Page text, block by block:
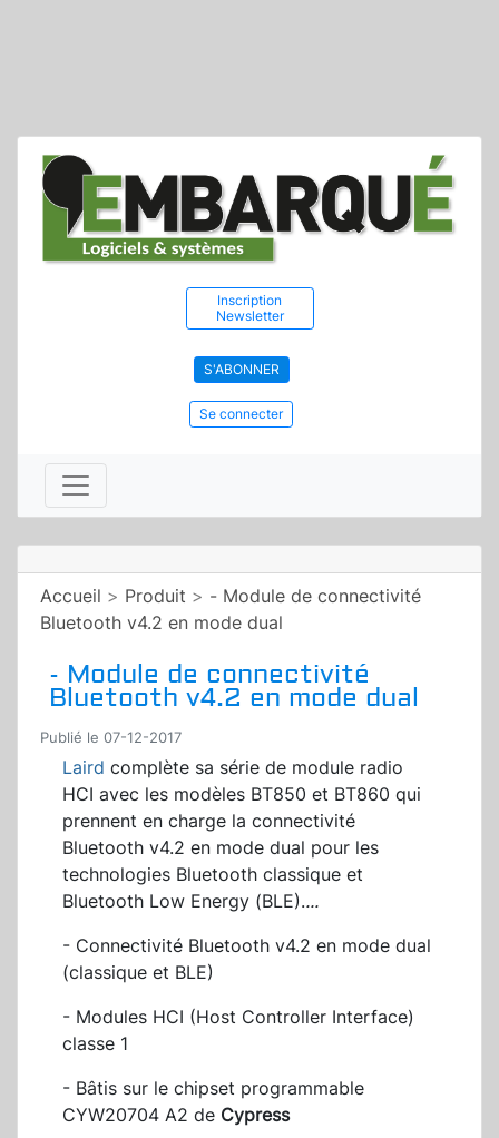
Inscription
Newsletter
S'ABONNER
Se connecter
Accueil > Produit > - Module de connectivité
Bluetooth v4.2 en mode dual
- Module de connectivité
Bluetooth v4.2 en mode dual
Publié le 07-12-2017
Laird complète sa série de module radio
HCI avec les modèles BT850 et BT860 qui
prennent en charge la connectivité
Bluetooth v4.2 en mode dual pour les
technologies Bluetooth classique et
Bluetooth Low Energy (BLE)....
- Connectivité Bluetooth v4.2 en mode dual
(classique et BLE)
- Modules HCI (Host Controller Interface)
classe 1
- Bâtis sur le chipset programmable
CYW20704 A2 de Cypress